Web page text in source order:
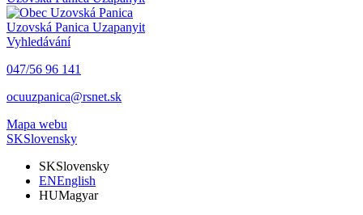
Uzovská Panica Uzapanyit
Vyhledávání
047/56 96 141
ocuuzpanica@rsnet.sk
Mapa webu
SKSlovensky
SKSlovensky
ENEnglish
HUMagyar